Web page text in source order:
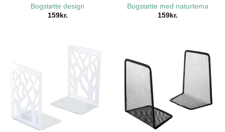
Bogstøtte design
159kr.
Bogstøtte med naturtema
159kr.